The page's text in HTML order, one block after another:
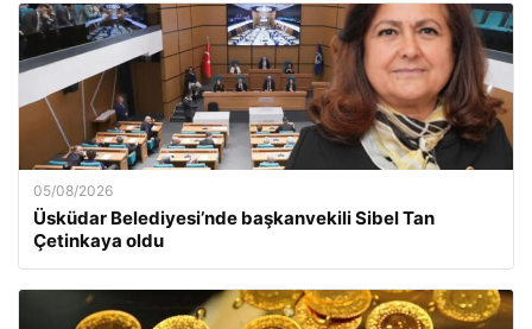
05/08/2026
Üsküdar Belediyesi’nde başkanvekili Sibel Tan
Çetinkaya oldu